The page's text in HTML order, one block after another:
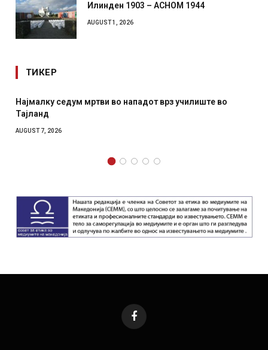
Илинден 1903 – АСНОМ 1944
AUGUST 1, 2026
ТИКЕР
Најмалку седум мртви во нападот врз училиште во
Тајланд
AUGUST 7, 2026
Facebook